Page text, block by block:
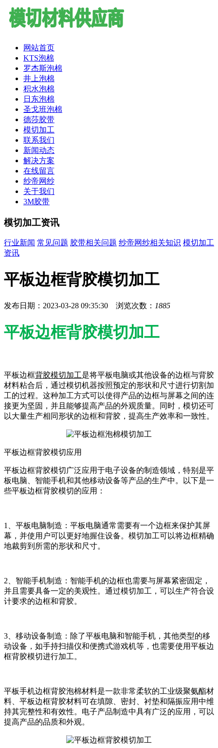
网站首页
KTS泡棉
罗杰斯泡棉
井上泡棉
积水泡棉
日东泡棉
圣戈班泡棉
德莎胶带
模切加工
联系我们
新闻动态
解决方案
在线留言
纱帝网纱
关于我们
3M胶带
模切加工资讯
行业新闻 常见问题 胶带相关问题 纱帝网纱相关知识 模切加工
资讯
平板边框背胶模切加工
发布日期：2023-03-28 09:35:30 浏览次数： 1885
平板边框背胶模切加工
平板边框背胶模切加工是将平板电脑或其他设备的边框与背胶
材料粘合后，通过模切机器按照预定的形状和尺寸进行切割加
工的过程。这种加工方式可以使得产品的边框与屏幕之间的连
接更为坚固，并且能够提高产品的外观质量。同时，模切还可
以大量生产相同形状的边框和背胶，提高生产效率和一致性。
平板边框背胶模切应用
平板边框背胶模切广泛应用于电子设备的制造领域，特别是平
板电脑、智能手机和其他移动设备等产品的生产中。以下是一
些平板边框背胶模切的应用：
1、平板电脑制造：平板电脑通常需要有一个边框来保护其屏
幕，并使用户可以更好地握住设备。模切加工可以将边框精确
地裁剪到所需的形状和尺寸。
2、智能手机制造：智能手机的边框也需要与屏幕紧密固定，
并且需要具备一定的美观性。通过模切加工，可以生产符合设
计要求的边框和背胶。
3、移动设备制造：除了平板电脑和智能手机，其他类型的移
动设备，如手持扫描仪和便携式游戏机等，也需要使用平板边
框背胶模切进行加工。
平板手机边框背胶泡棉材料是一款非常柔软的工业级聚氨酯材
料、平板边框背胶材料可在填隙、密封、衬垫和隔振应用中维
持其完整性和有效性。电子产品制造中具有广泛的应用，可以
提高产品的品质和外观。